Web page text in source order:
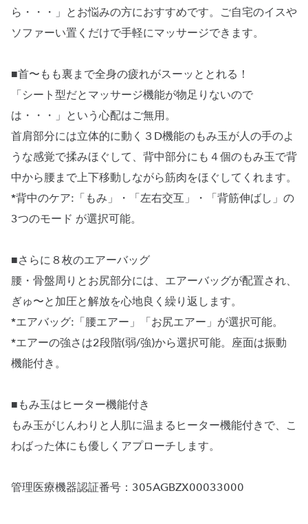
ら・・・」とお悩みの方におすすめです。ご自宅のイスや
ソファーい置くだけで手軽にマッサージできます。
■首〜もも裏まで全身の疲れがスーッととれる！
「シート型だとマッサージ機能が物足りないので
は・・・」という心配はご無用。
首肩部分には立体的に動く３D機能のもみ玉が人の手のよ
うな感覚で揉みほぐして、背中部分にも４個のもみ玉で背
中から腰まで上下移動しながら筋肉をほぐしてくれます。
*背中のケア:「もみ」・「左右交互」・「背筋伸ばし」の
3つのモード が選択可能。
■さらに８枚のエアーバッグ
腰・骨盤周りとお尻部分には、エアーバッグが配置され、
ぎゅ〜と加圧と解放を心地良く繰り返します。
*エアバッグ:「腰エアー」「お尻エアー」が選択可能。
*エアーの強さは2段階(弱/強)から選択可能。座面は振動
機能付き。
■もみ玉はヒーター機能付き
もみ玉がじんわりと人肌に温まるヒーター機能付きで、こ
わばった体にも優しくアプローチします。
管理医療機器認証番号：305AGBZX00033000